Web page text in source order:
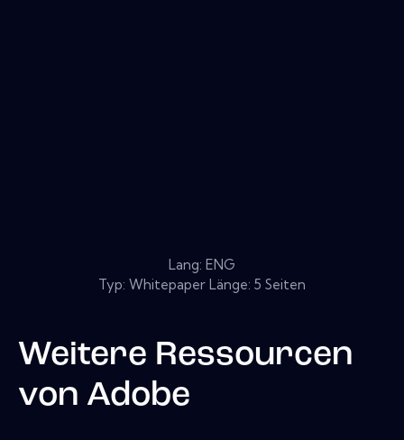
Lang: ENG
Typ: Whitepaper Länge: 5 Seiten
Weitere Ressourcen
von Adobe